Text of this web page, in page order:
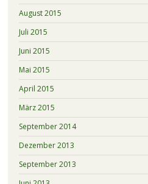
August 2015
Juli 2015
Juni 2015
Mai 2015
April 2015
März 2015
September 2014
Dezember 2013
September 2013